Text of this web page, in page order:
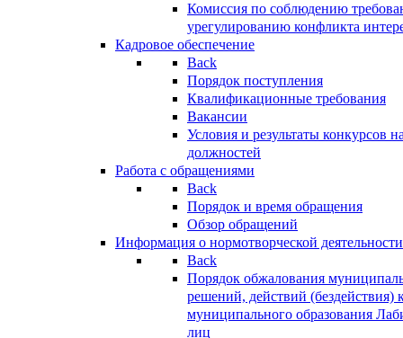
Комиссия по соблюдению
урегулированию конфликта
Кадровое обеспечение
Back
Порядок поступления
Квалификационные требования
Вакансии
Условия и результаты конкурсов
должностей
Работа с обращениями
Back
Порядок и время обращения
Обзор обращений
Информация о нормотворческой деятельности
Back
Порядок обжалования
решений, действий (бездействия)
муниципального образования
лиц